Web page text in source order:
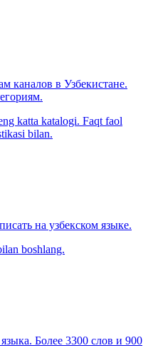
каналов в Узбекистане.
katta katalogi. Faqt faol
bilan.
на узбекском языке.
boshlang.
Более 3300 слов и 900